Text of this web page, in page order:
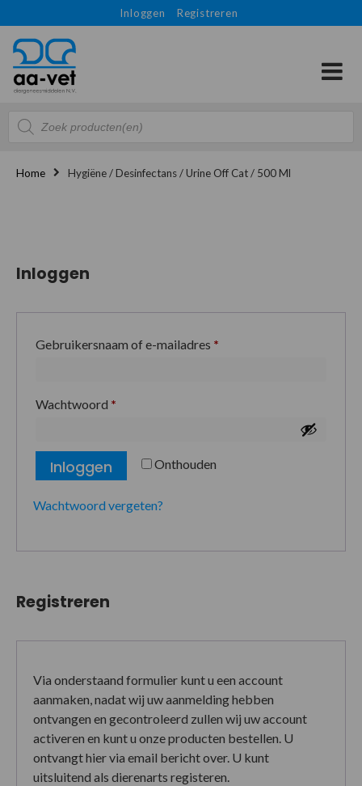
Inloggen Registreren
Producten
zoeken
Home Hygiëne / Desinfectans / Urine Off Cat / 500 Ml
Inloggen
Gebruikersnaam of e-mailadres *
Wachtwoord *
Onthouden
Inloggen
Wachtwoord vergeten?
Registreren
Via onderstaand formulier kunt u een account
aanmaken, nadat wij uw aanmelding hebben
ontvangen en gecontroleerd zullen wij uw account
activeren en kunt u onze producten bestellen. U
ontvangt hier via email bericht over. U kunt
uitsluitend als dierenarts registeren.